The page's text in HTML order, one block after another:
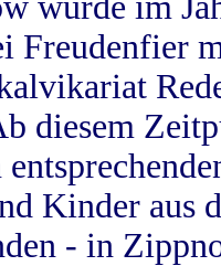
Freudenfier
diesem
Kinder aus
- in